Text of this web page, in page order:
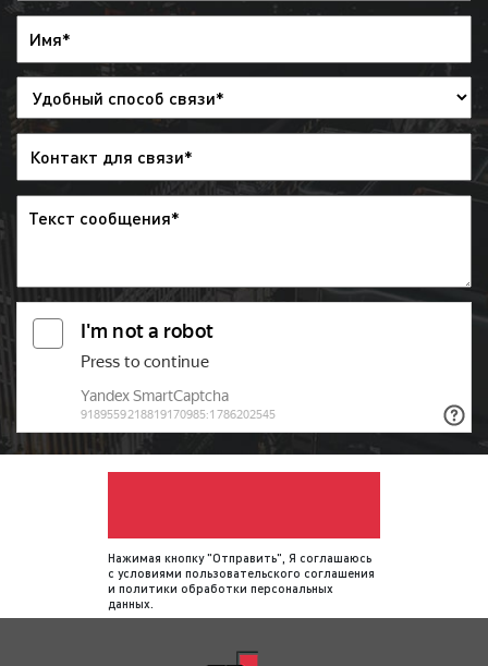
ненавязчивость– реклама на радио является
легко и не вызывает у слушателя неприязни.
Данный фактор благоприятно сказывается на
эффективности рекламы на радио.
усиливает эффект других видов рекламы
рекламу на радио можно использовать как
товаров и услуг, так и вспомогательный
эффект на целевую аудитории, быть
дополнение к уже размещенной рекламе.
Бизнес в Ростове-на-Дону давно по достоинству
Десятки тысяч рекламодателей в Ростове-на-Дону
ежедневно размещают рекламу на Радио Мир.
Реклама на данной радиостанции представляет
компании, товарах и услугах. За размещением
рекламы на Радио Мир обращайтесь в рекламное
агентство Фасад Медиа Групп. Мы размещаем
рекламу на радио.
Нажимая кнопку "Отправить", Я соглашаюсь
с условиями пользовательского соглашения
и политики обработки персональных
данных